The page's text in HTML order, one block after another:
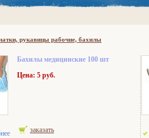
рукавицы рабочие, бахилы
Бахилы медицинские 100 шт
Цена: 5 руб.
заказать